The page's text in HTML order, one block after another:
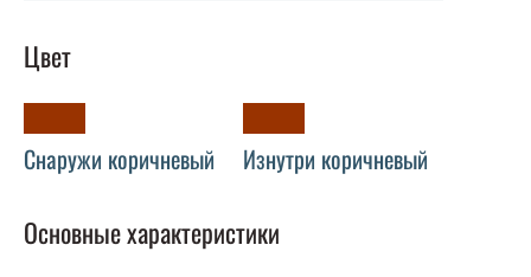
Цвет
Снаружи коричневый Изнутри коричневый
Основные характеристики